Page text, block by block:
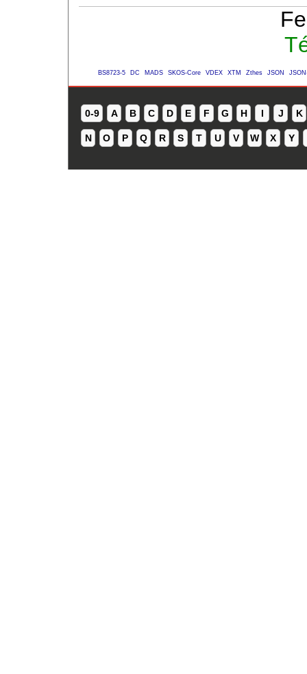
BS8723-5 DC MADS SKOS-Core VDEX XTM Zthes JSON
0-9 A B C D E F G H I J K
N O P Q R S T U V W X Y